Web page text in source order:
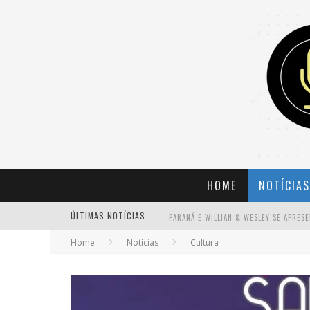
HOME NOTÍCIAS
ÚLTIMAS NOTÍCIAS
BANDA MOLE DE BH ANUNCIA KAYETE
Home Notícias Cultura